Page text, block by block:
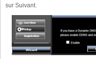
sur Suivant.